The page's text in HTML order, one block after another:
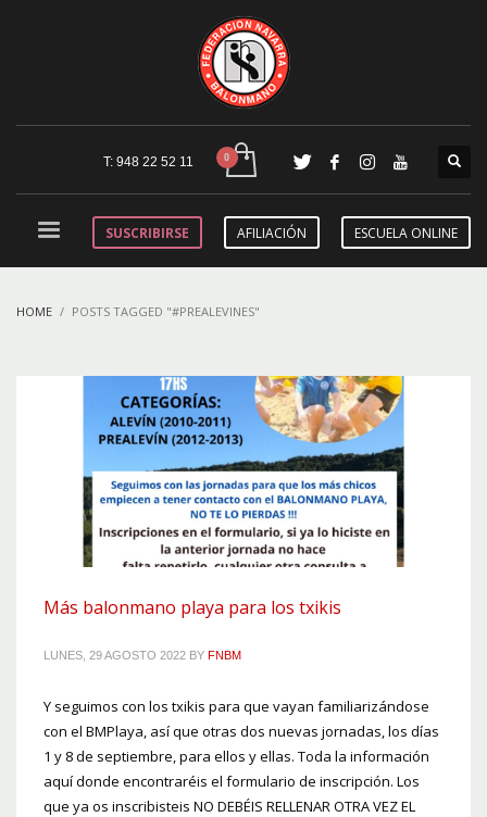
T: 948 22 52 11
SUSCRIBIRSE AFILIACIÓN ESCUELA ONLINE
HOME POSTS TAGGED "#PREALEVINES"
Más balonmano playa para los txikis
LUNES, 29 AGOSTO 2022 BY FNBM
Y seguimos con los txikis para que vayan familiarizándose
con el BMPlaya, así que otras dos nuevas jornadas, los días
1 y 8 de septiembre, para ellos y ellas. Toda la información
aquí donde encontraréis el formulario de inscripción. Los
que ya os inscribisteis NO DEBÉIS RELLENAR OTRA VEZ EL